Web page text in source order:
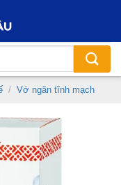
/ Vớ ngăn tĩnh mạch